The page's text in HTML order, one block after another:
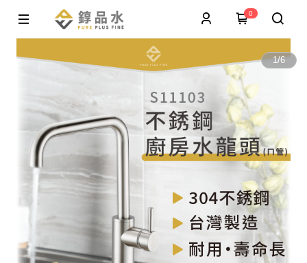
0
1/6